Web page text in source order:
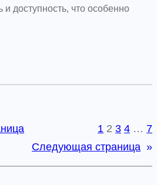
и доступность, что особенно
1 2 3 4 … 7
Следующая страница »